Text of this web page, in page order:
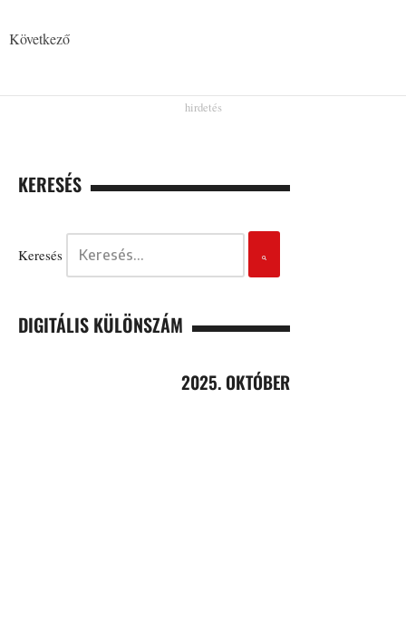
Következő
KERESÉS
Keresés
DIGITÁLIS KÜLÖNSZÁM
2025. OKTÓBER